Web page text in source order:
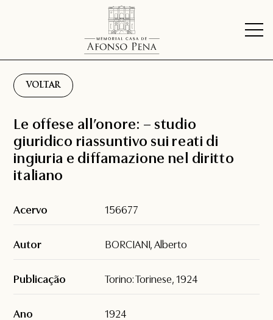
VOLTAR
Le offese all’onore: – studio
giuridico riassuntivo sui reati di
ingiuria e diffamazione nel diritto
italiano
Acervo 156677
Autor BORCIANI, Alberto
Publicação Torino: Torinese, 1924
Ano 1924